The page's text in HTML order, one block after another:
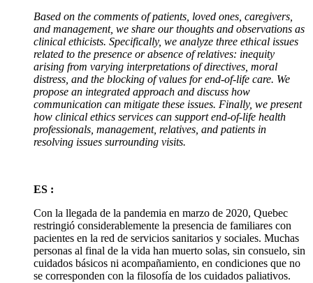
Based on the comments of patients, loved ones, caregivers,
and management, we share our thoughts and observations as
clinical ethicists. Specifically, we analyze three ethical issues
related to the presence or absence of relatives: inequity
arising from varying interpretations of directives, moral
distress, and the blocking of values for end-of-life care. We
propose an integrated approach and discuss how
communication can mitigate these issues. Finally, we present
how clinical ethics services can support end-of-life health
professionals, management, relatives, and patients in
resolving issues surrounding visits.
ES :
Con la llegada de la pandemia en marzo de 2020, Quebec
restringió considerablemente la presencia de familiares con
pacientes en la red de servicios sanitarios y sociales. Muchas
personas al final de la vida han muerto solas, sin consuelo, sin
cuidados básicos ni acompañamiento, en condiciones que no
se corresponden con la filosofía de los cuidados paliativos.